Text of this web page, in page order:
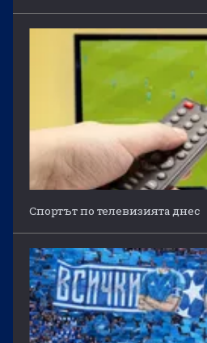
Спортът по телевизията днес